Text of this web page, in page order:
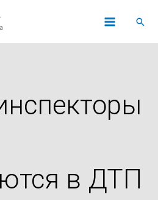
в ДТП